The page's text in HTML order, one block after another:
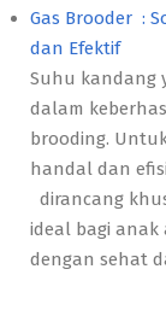
Gas Brooder :
dan Efektif
Suhu kandang
dalam
brooding.
handal dan
dirancang
ideal bagi anak
dengan sehat